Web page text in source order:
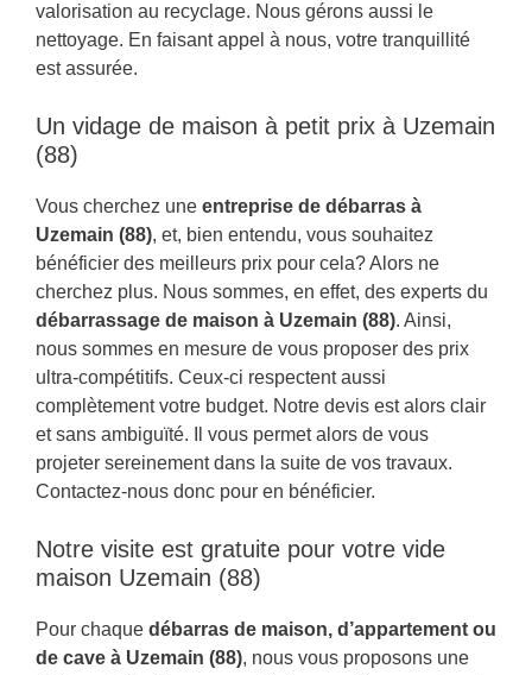
valorisation au recyclage. Nous gérons aussi le
nettoyage. En faisant appel à nous, votre tranquillité
est assurée.
Un vidage de maison à petit prix à Uzemain
(88)
Vous cherchez une entreprise de débarras à
Uzemain (88), et, bien entendu, vous souhaitez
bénéficier des meilleurs prix pour cela? Alors ne
cherchez plus. Nous sommes, en effet, des experts du
débarrassage de maison à Uzemain (88). Ainsi,
nous sommes en mesure de vous proposer des prix
ultra-compétitifs. Ceux-ci respectent aussi
complètement votre budget. Notre devis est alors clair
et sans ambiguïté. Il vous permet alors de vous
projeter sereinement dans la suite de vos travaux.
Contactez-nous donc pour en bénéficier.
Notre visite est gratuite pour votre vide
maison Uzemain (88)
Pour chaque débarras de maison, d’appartement ou
de cave à Uzemain (88), nous vous proposons une